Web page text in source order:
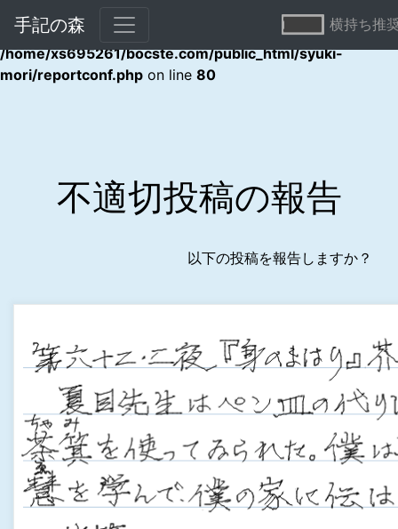
Warning: Undefined array key "error" in
/home/xs695261/bocste.com/public_html/syuki-
mori/reportconf.php on line 80
手記の森 横持ち推
不適切投稿の報告
以下の投稿を報告しますか？